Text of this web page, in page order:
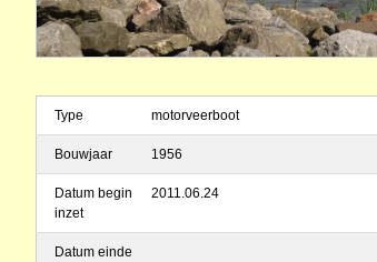
Type motorveerboot
Bouwjaar 1956
Datum begin
inzet
2011.06.24
Datum einde